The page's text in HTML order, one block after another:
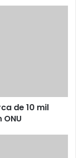
de 10 mil